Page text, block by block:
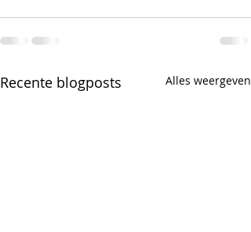
Recente blogposts Alles weergeven